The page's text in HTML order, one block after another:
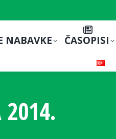
NABAVKE ČASOPISI
2014.